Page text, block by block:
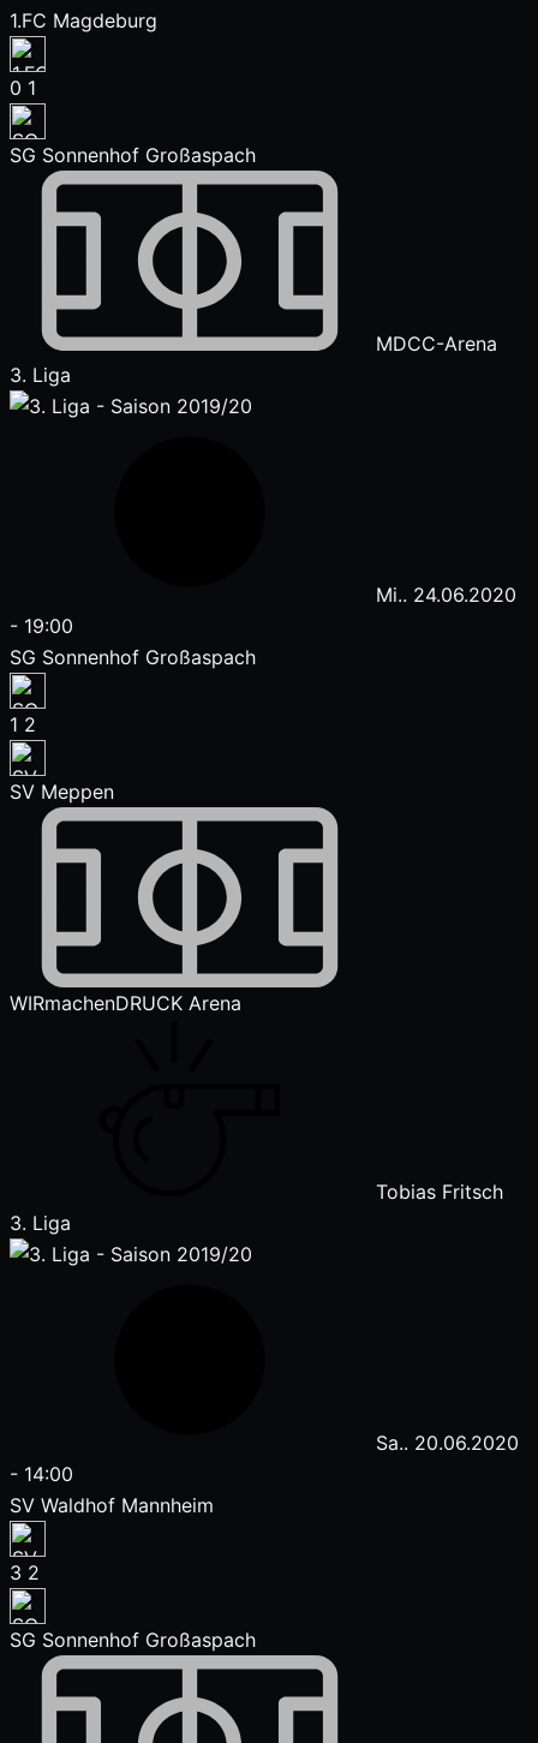
1.FC Magdeburg
0 1
SG Sonnenhof Großaspach
MDCC-Arena
3. Liga
Mi.. 24.06.2020
- 19:00
SG Sonnenhof Großaspach
1 2
SV Meppen
WIRmachenDRUCK Arena
Tobias Fritsch
3. Liga
Sa.. 20.06.2020
- 14:00
SV Waldhof Mannheim
3 2
SG Sonnenhof Großaspach